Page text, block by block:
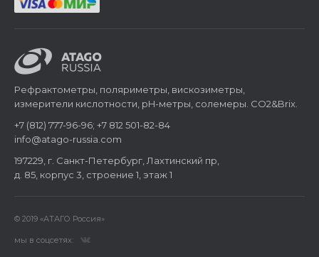
Рефрактометры, поляриметры, вискозиметры,
измерители кислотности, pH-метры, солемеры. CO2&Brix.
+7 (812) 777-96-96; +7 812 501-82-84
info@atago-russia.com
197229, г. Санкт-Петербург, Лахтинский пр,
д. 85, корпус 3, строение 1, этаж 1
© 2019 «АТАГО Россия»
мы в соцсетях: